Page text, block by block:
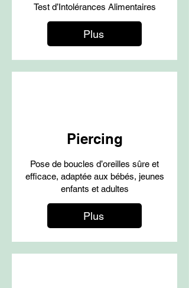
Test d’Intolérances Alimentaires
Plus
Piercing
Pose de boucles d’oreilles sûre et
efficace, adaptée aux bébés, jeunes
enfants et adultes
Plus